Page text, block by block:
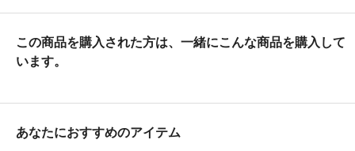
この商品を購入された方は、一緒にこんな商品を購入して
います。
あなたにおすすめのアイテム